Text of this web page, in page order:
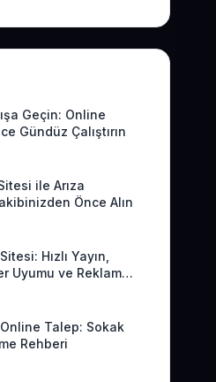
Geçin: Online
Gündüz Çalıştırın
ile Arıza
Önce Alın
Hızlı Yayın,
Uyumu ve Reklam
Online Talep: Sokak
Rehberi